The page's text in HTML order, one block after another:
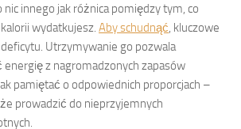
nic innego jak różnica pomiędzy tym, co
wydatkujesz. Aby schudnąć , kluczowe
Utrzymywanie go pozwala
z nagromadzonych zapasów
pamiętać o odpowiednich proporcjach –
prowadzić do nieprzyjemnych